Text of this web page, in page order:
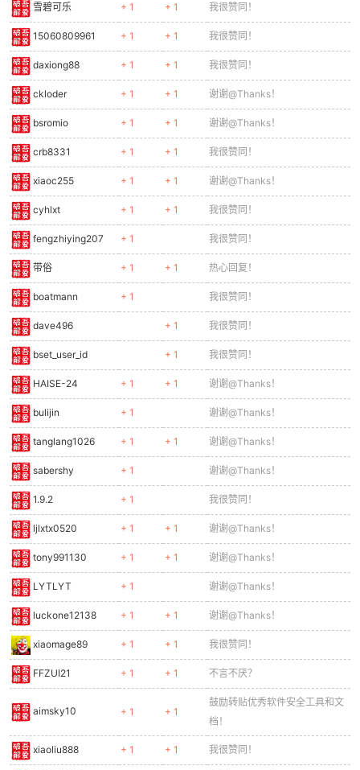
雪碧可乐 + 1 + 1 我很赞同！
15060809961 + 1 + 1 我很赞同！
daxiong88 + 1 + 1 我很赞同！
ckloder + 1 + 1 谢谢@Thanks！
bsromio + 1 + 1 谢谢@Thanks！
crb8331 + 1 + 1 我很赞同！
xiaoc255 + 1 + 1 谢谢@Thanks！
cyhlxt + 1 + 1 我很赞同！
fengzhiying207 + 1 我很赞同！
带俗 + 1 + 1 热心回复！
boatmann + 1 我很赞同！
dave496 + 1 我很赞同！
bset_user_id + 1 我很赞同！
HAISE-24 + 1 + 1 谢谢@Thanks！
bulijin + 1 谢谢@Thanks！
tanglang1026 + 1 + 1 谢谢@Thanks！
sabershy + 1 谢谢@Thanks！
1.9.2 + 1 我很赞同！
ljlxtx0520 + 1 + 1 谢谢@Thanks！
tony991130 + 1 + 1 谢谢@Thanks！
LYTLYT + 1 谢谢@Thanks！
luckone12138 + 1 + 1 谢谢@Thanks！
xiaomage89 + 1 + 1 我很赞同！
FFZUI21 + 1 + 1 不言不厌？
aimsky10 + 1 + 1
鼓励转贴优秀软件安全工具和文
档！
xiaoliu888 + 1 + 1 我很赞同！